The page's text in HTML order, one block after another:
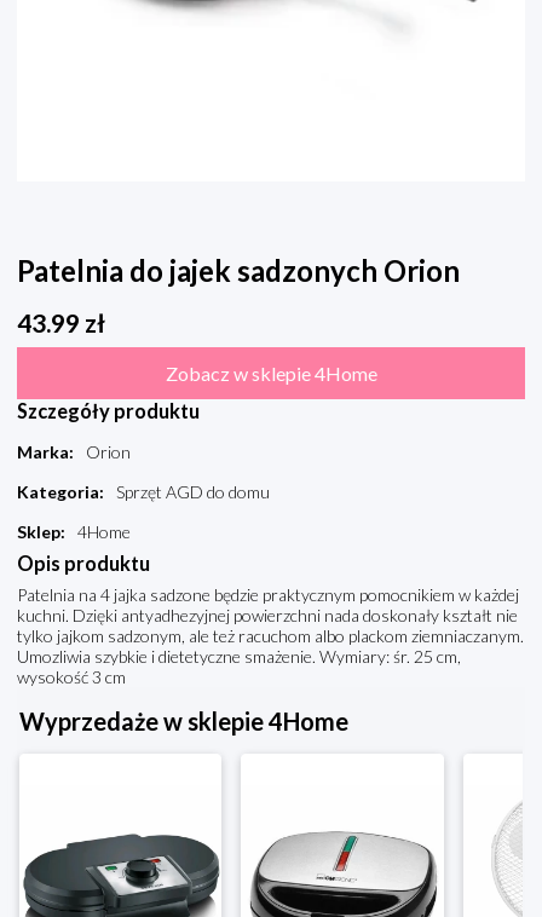
Patelnia do jajek sadzonych Orion
43.99 zł
Zobacz w sklepie 4Home
Szczegóły produktu
Marka:
Orion
Kategoria:
Sprzęt AGD do domu
Sklep: 4Home
Opis produktu
Patelnia na 4 jajka sadzone będzie praktycznym pomocnikiem w każdej
kuchni. Dzięki antyadhezyjnej powierzchni nada doskonały kształt nie
tylko jajkom sadzonym, ale też racuchom albo plackom ziemniaczanym.
Umozliwia szybkie i dietetyczne smażenie. Wymiary: śr. 25 cm,
wysokość 3 cm
Wyprzedaże w sklepie 4Home